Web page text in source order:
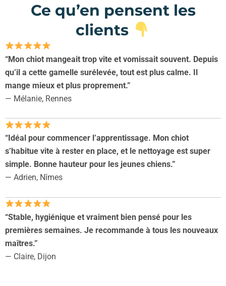
Ce qu’en pensent les
clients
“Mon chiot mangeait trop vite et vomissait souvent. Depuis
qu’il a cette gamelle surélevée, tout est plus calme. Il
mange mieux et plus proprement.”
— Mélanie, Rennes
“Idéal pour commencer l’apprentissage. Mon chiot
s’habitue vite à rester en place, et le nettoyage est super
simple. Bonne hauteur pour les jeunes chiens.”
— Adrien, Nîmes
“Stable, hygiénique et vraiment bien pensé pour les
premières semaines. Je recommande à tous les nouveaux
maîtres.”
— Claire, Dijon